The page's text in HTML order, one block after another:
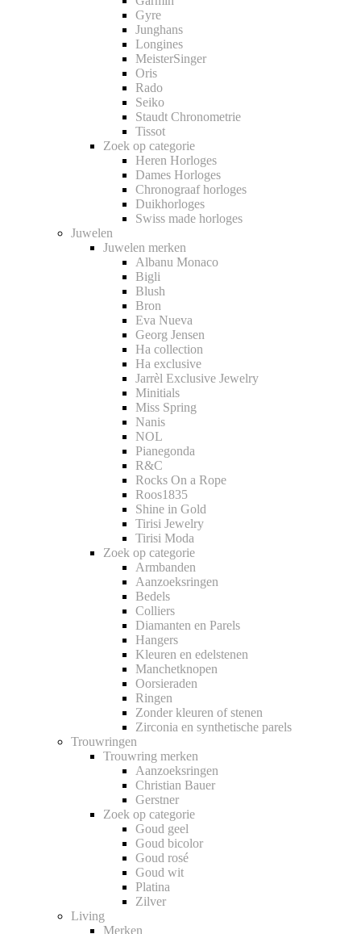
Gyre
Junghans
Longines
MeisterSinger
Oris
Rado
Seiko
Staudt Chronometrie
Tissot
Zoek op categorie
Heren Horloges
Dames Horloges
Chronograaf horloges
Duikhorloges
Swiss made horloges
Juwelen
Juwelen merken
Albanu Monaco
Bigli
Blush
Bron
Eva Nueva
Georg Jensen
Ha collection
Ha exclusive
Jarrèl Exclusive Jewelry
Minitials
Miss Spring
Nanis
NOL
Pianegonda
R&C
Rocks On a Rope
Roos1835
Shine in Gold
Tirisi Jewelry
Tirisi Moda
Zoek op categorie
Armbanden
Aanzoeksringen
Bedels
Colliers
Diamanten en Parels
Hangers
Kleuren en edelstenen
Manchetknopen
Oorsieraden
Ringen
Zonder kleuren of stenen
Zirconia en synthetische parels
Trouwringen
Trouwring merken
Aanzoeksringen
Christian Bauer
Gerstner
Zoek op categorie
Goud geel
Goud bicolor
Goud rosé
Goud wit
Platina
Zilver
Living
Merken